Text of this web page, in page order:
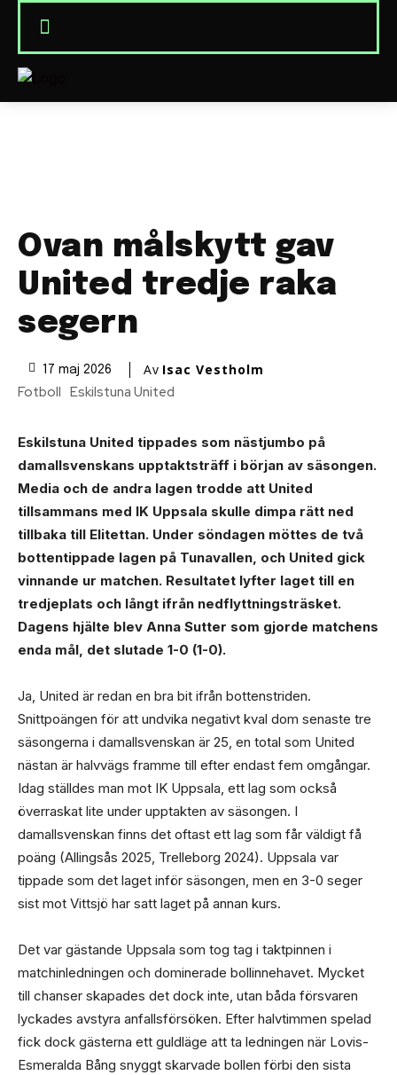
Ovan målskytt gav
United tredje raka
segern
17 maj 2026 Av Isac Vestholm
Fotboll Eskilstuna United
Eskilstuna United tippades som nästjumbo på
damallsvenskans upptaktsträff i början av säsongen.
Media och de andra lagen trodde att United
tillsammans med IK Uppsala skulle dimpa rätt ned
tillbaka till Elitettan. Under söndagen möttes de två
bottentippade lagen på Tunavallen, och United gick
vinnande ur matchen. Resultatet lyfter laget till en
tredjeplats och långt ifrån nedflyttningsträsket.
Dagens hjälte blev Anna Sutter som gjorde matchens
enda mål, det slutade 1-0 (1-0).
Ja, United är redan en bra bit ifrån bottenstriden.
Snittpoängen för att undvika negativt kval dom senaste tre
säsongerna i damallsvenskan är 25, en total som United
nästan är halvvägs framme till efter endast fem omgångar.
Idag ställdes man mot IK Uppsala, ett lag som också
överraskat lite under upptakten av säsongen. I
damallsvenskan finns det oftast ett lag som får väldigt få
poäng (Allingsås 2025, Trelleborg 2024). Uppsala var
tippade som det laget inför säsongen, men en 3-0 seger
sist mot Vittsjö har satt laget på annan kurs.
Det var gästande Uppsala som tog tag i taktpinnen i
matchinledningen och dominerade bollinnehavet. Mycket
till chanser skapades det dock inte, utan båda försvaren
lyckades avstyra anfallsförsöken. Efter halvtimmen spelad
fick dock gästerna ett guldläge att ta ledningen när Lovis-
Esmeralda Bång snyggt skarvade bollen förbi den sista